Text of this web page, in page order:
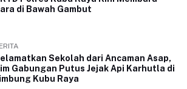
di Bawah Gambut
Sekolah dari Ancaman Asap,
Gabungan Putus Jejak Api Karhutla di
Kubu Raya